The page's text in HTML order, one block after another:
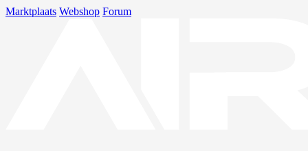
Marktplaats Webshop Forum